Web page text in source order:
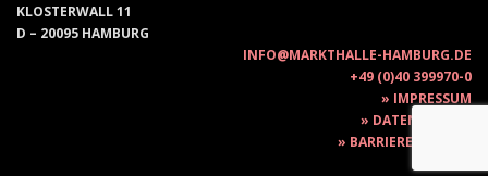
KLOSTERWALL 11
D – 20095 HAMBURG
INFO@MARKTHALLE-HAMBURG.DE
+49 (0)40 399970-0
IMPRESSUM
DATENSCHUTZ
BARRIEREFREIHEIT